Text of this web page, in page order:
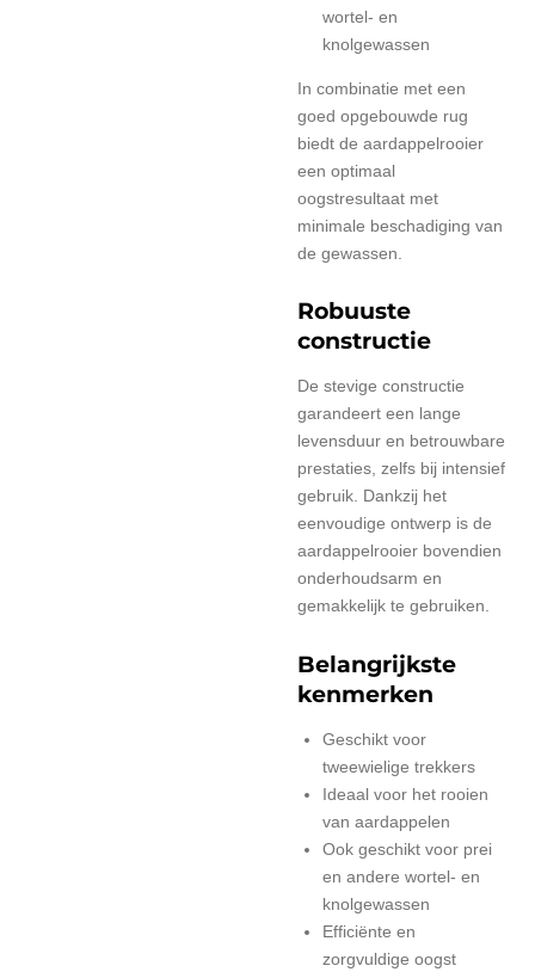
wortel- en
knolgewassen
In combinatie met een
goed opgebouwde rug
biedt de aardappelrooier
een optimaal
oogstresultaat met
minimale beschadiging van
de gewassen.
Robuuste
constructie
De stevige constructie
garandeert een lange
levensduur en betrouwbare
prestaties, zelfs bij intensief
gebruik. Dankzij het
eenvoudige ontwerp is de
aardappelrooier bovendien
onderhoudsarm en
gemakkelijk te gebruiken.
Belangrijkste
kenmerken
Geschikt voor
tweewielige trekkers
Ideaal voor het rooien
van aardappelen
Ook geschikt voor prei
en andere wortel- en
knolgewassen
Efficiënte en
zorgvuldige oogst